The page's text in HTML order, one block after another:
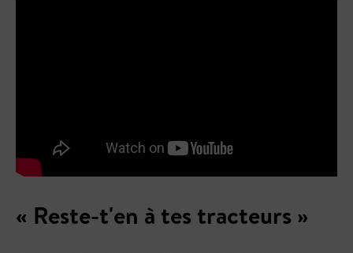
« Reste-t'en à tes tracteurs »